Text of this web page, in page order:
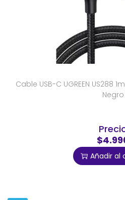
Cable USB-C UGREEN US288
Negro
Añadir al